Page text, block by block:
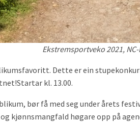
Ekstremsportveko 2021,
Dette er ein
kl. 13.00.
bør få med seg under årets
kjønnsmangfald høgare opp på